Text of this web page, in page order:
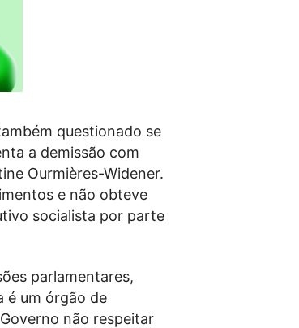
questionado se
a demissão com
Ourmières-Widener.
e não obteve
socialista por parte
parlamentares,
é um órgão de
não respeitar